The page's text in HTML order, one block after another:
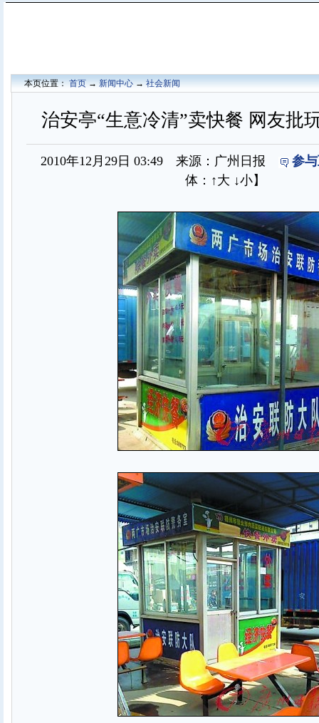
本页位置：首页→新闻中心→社会新闻
治安亭“生意冷清”卖快餐 网友批
2010年12月29日 03:49 来源：广州日报
参
体： ↑大 ↓小】